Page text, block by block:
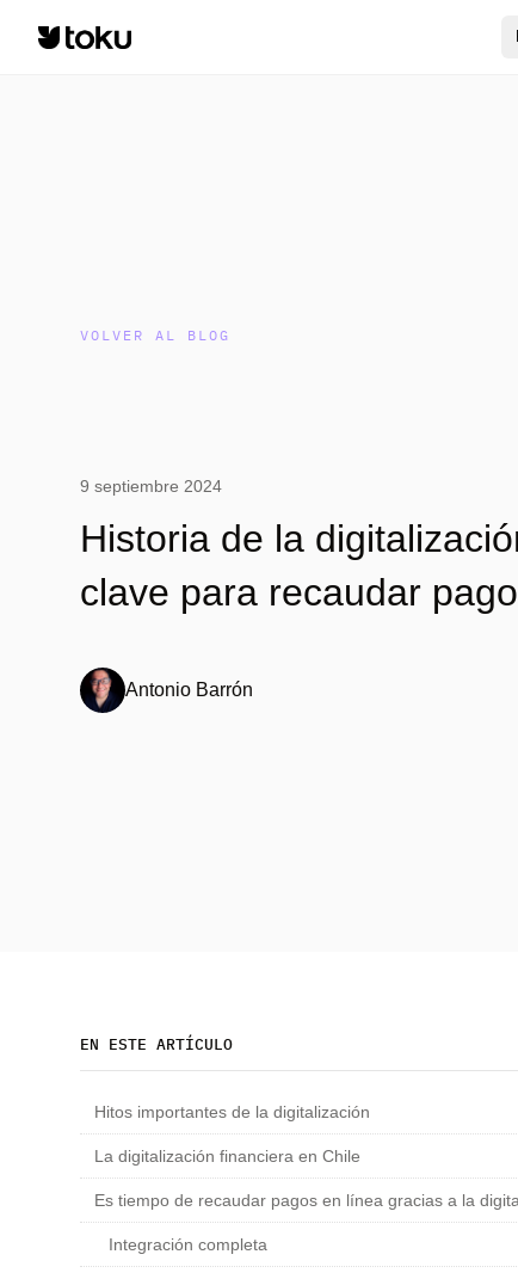
VOLVER AL BLOG
9 septiembre 2024
Historia de la
clave para recaudar
Antonio Barrón
EN ESTE ARTÍCULO
Hitos importantes de la digitalización
La digitalización financiera en Chile
Es tiempo de recaudar pagos en línea gracias a la
Integración completa